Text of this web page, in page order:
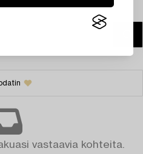
vastaavia kohteita.